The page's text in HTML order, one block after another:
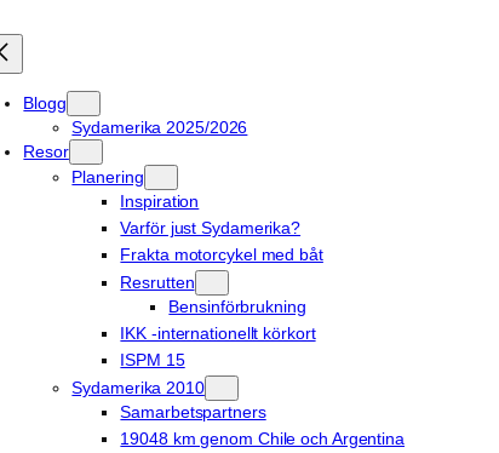
Blogg
Sydamerika 2025/2026
Resor
Planering
Inspiration
Varför just Sydamerika?
Frakta motorcykel med båt
Resrutten
Bensinförbrukning
IKK -internationellt körkort
ISPM 15
Sydamerika 2010
Samarbetspartners
19048 km genom Chile och Argentina